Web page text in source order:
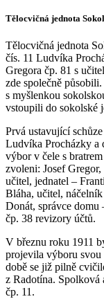
Tělocvičná jednota Sokol
Tělocvičná jednota
čís. 11 Ludvíka
Gregora čp. 81 s
zde společně
s myšlenkou
vstoupili do sokolské
Prvá ustavující
Ludvíka Procházky a
výbor v čele s
zvoleni: Josef
učitel, jednatel –
Bláha, učitel,
Donát, správce domu
čp. 38 revizory účtů.
V březnu roku 1911
projevila výboru svou
době se již pilně
z Radotína. Spolková
čp. 11.